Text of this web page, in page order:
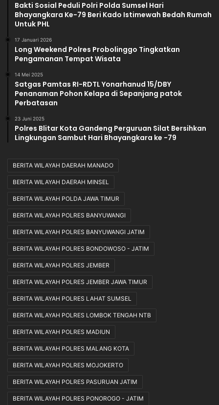
Bakti Sosial Peduli Polri Polda Sumsel Hari
Bhayangkara Ke-79 Beri Kado Istimewah Bedah Rumah
Untuk PHL
17 Januari 2026
Long Weekend Polres Probolinggo Tingkatkan
Pengamanan Tempat Wisata
14 Mei 2025
Satgas Pamtas RI-RDTL Yonarhanud 15/DBY
Penanaman Pohon Kelapa di Sepanjang patok
Perbatasan
23 Juni 2025
Polres Blitar Kota Gandeng Perguruan Silat Bersihkan
Lingkungan Sambut Hari Bhayangkara ke -79
BERITA WILAYAH DAERAH MANADO
BERITA WILAYAH DAERAH MINSEL
BERITA WILAYAH POLDA JAWA TIMUR
BERITA WILAYAH POLRES BANYUWANGI
BERITA WILAYAH POLRES BANYUWANGI JATIM
BERITA WILAYAH POLRES BONDOWOSO - JATIM
BERITA WILAYAH POLRES JEMBER
BERITA WILAYAH POLRES JEMBER JAWA TIMUR
BERITA WILAYAH POLRES LAHAT SUMSEL
BERITA WILAYAH POLRES LOMBOK TENGAH NTB
BERITA WILAYAH POLRES MADIUN
BERITA WILAYAH POLRES MALANG KOTA
BERITA WILAYAH POLRES MOJOKERTO
BERITA WILAYAH POLRES PASURUAN JATIM
BERITA WILAYAH POLRES PONOROGO - JATIM